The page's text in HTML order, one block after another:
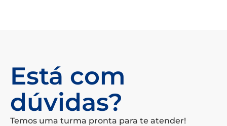
Está com
dúvidas?
Temos uma turma pronta para te atender!